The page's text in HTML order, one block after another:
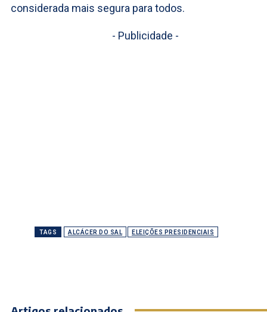
considerada mais segura para todos.
- Publicidade -
TAGS ALCÁCER DO SAL ELEIÇÕES PRESIDENCIAIS